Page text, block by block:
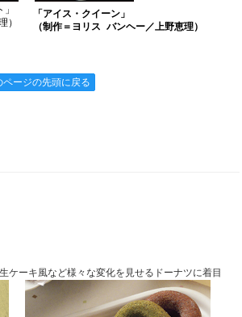
）
「アイス・クイーン」
（制作＝ヨリス バンヘー／上野恵理）
ページの先頭に戻る
ケーキ風など様々な変化を見せるドーナツに着目